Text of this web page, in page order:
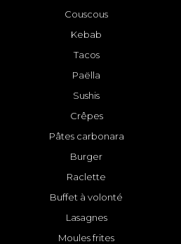
Couscous
Kebab
Tacos
Paëlla
Sushis
Crêpes
Pâtes carbonara
Burger
Raclette
Buffet à volonté
Lasagnes
Moules frites